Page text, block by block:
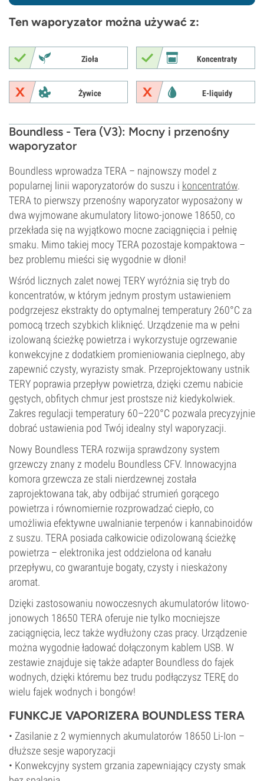
Ten waporyzator można używać z:
Zioła Koncentraty
Żywice E-liquidy
Boundless - Tera (V3): Mocny i przenośny
waporyzator
Boundless wprowadza TERA – najnowszy model z
popularnej linii waporyzatorów do suszu i koncentratów.
TERA to pierwszy przenośny waporyzator wyposażony w
dwa wyjmowane akumulatory litowo-jonowe 18650, co
przekłada się na wyjątkowo mocne zaciągnięcia i pełnię
smaku. Mimo takiej mocy TERA pozostaje kompaktowa –
bez problemu mieści się wygodnie w dłoni!
Wśród licznych zalet nowej TERY wyróżnia się tryb do
koncentratów, w którym jednym prostym ustawieniem
podgrzejesz ekstrakty do optymalnej temperatury 260°C za
pomocą trzech szybkich kliknięć. Urządzenie ma w pełni
izolowaną ścieżkę powietrza i wykorzystuje ogrzewanie
konwekcyjne z dodatkiem promieniowania cieplnego, aby
zapewnić czysty, wyrazisty smak. Przeprojektowany ustnik
TERY poprawia przepływ powietrza, dzięki czemu nabicie
gęstych, obfitych chmur jest prostsze niż kiedykolwiek.
Zakres regulacji temperatury 60–220°C pozwala precyzyjnie
dobrać ustawienia pod Twój idealny styl waporyzacji.
Nowy Boundless TERA rozwija sprawdzony system
grzewczy znany z modelu Boundless CFV. Innowacyjna
komora grzewcza ze stali nierdzewnej została
zaprojektowana tak, aby odbijać strumień gorącego
powietrza i równomiernie rozprowadzać ciepło, co
umożliwia efektywne uwalnianie terpenów i kannabinoidów
z suszu. TERA posiada całkowicie odizolowaną ścieżkę
powietrza – elektronika jest oddzielona od kanału
przepływu, co gwarantuje bogaty, czysty i nieskażony
aromat.
Dzięki zastosowaniu nowoczesnych akumulatorów litowo-
jonowych 18650 TERA oferuje nie tylko mocniejsze
zaciągnięcia, lecz także wydłużony czas pracy. Urządzenie
można wygodnie ładować dołączonym kablem USB. W
zestawie znajduje się także adapter Boundless do fajek
wodnych, dzięki któremu bez trudu podłączysz TERĘ do
wielu fajek wodnych i bongów!
FUNKCJE VAPORIZERA BOUNDLESS TERA
• Zasilanie z 2 wymiennych akumulatorów 18650 Li-Ion –
dłuższe sesje waporyzacji
• Konwekcyjny system grzania zapewniający czysty smak